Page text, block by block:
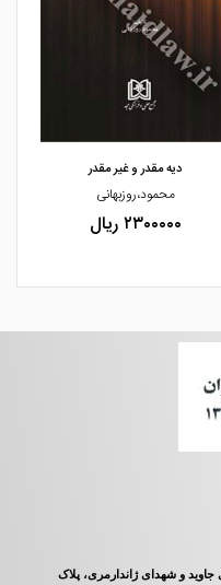
بررسی فقهی و حقوقی حکم
دیه جراحات پزشکی
دکتر،عبدالحسین مرادی کوپائی
جاوید و شهدای ژاندارمری، پلاک